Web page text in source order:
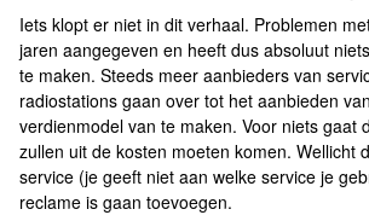
Iets klopt er niet in dit verhaal. Problemen
jaren aangegeven en heeft dus absoluut
te maken. Steeds meer aanbieders van
radiostations gaan over tot het aanbieden
verdienmodel van te maken. Voor niets gaat
zullen uit de kosten moeten komen. Wellicht
service (je geeft niet aan welke service je
reclame is gaan toevoegen.